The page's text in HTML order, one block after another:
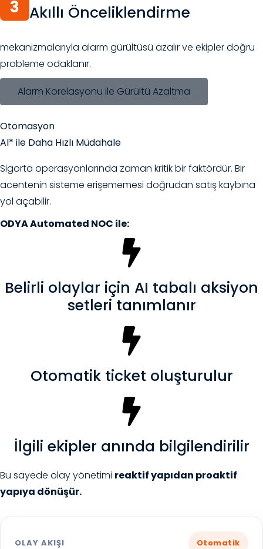
Akıllı Önceliklendirme
mekanizmalarıyla alarm gürültüsü azalır ve ekipler doğru
probleme odaklanır.
Alarm Korelasyonu ile Gürültü Azaltma
Otomasyon
AI* ile Daha Hızlı Müdahale
Sigorta operasyonlarında zaman kritik bir faktördür. Bir
acentenin sisteme erişememesi doğrudan satış kaybına
yol açabilir.
ODYA Automated NOC ile:
Belirli olaylar için AI tabalı aksiyon
setleri tanımlanır
Otomatik ticket oluşturulur
İlgili ekipler anında bilgilendirilir
Bu sayede olay yönetimi reaktif yapıdan proaktif
yapıya dönüşür.
OLAY AKIŞI Otomatik